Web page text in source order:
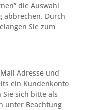
die Auswahl
abbrechen. Durch
Sie zum
Adresse und
ein Kundenkonto
sich bitte als
unter Beachtung